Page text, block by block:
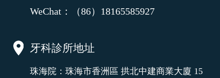
WeChat：（86）18165585927
牙科診所地址
珠海院：珠海市香洲區 拱北中建商業大廈 15